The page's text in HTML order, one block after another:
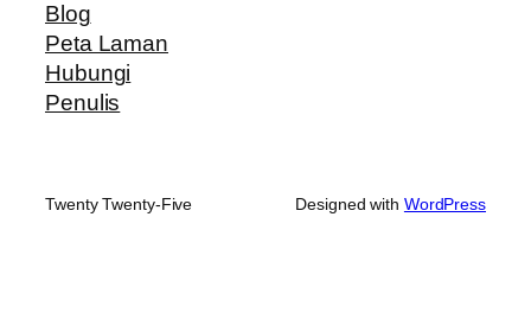
Blog
Peta Laman
Hubungi
Penulis
Twenty Twenty-Five Designed with WordPress